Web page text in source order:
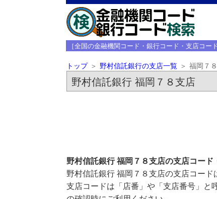
［全国の金融機関コード・銀行コード・支店コー
トップ 野村信託銀行の支店一覧 福岡７
野村信託銀行 福岡７８支店
野村信託銀行 福岡７８支店の支店コード
野村信託銀行 福岡７８支店の支店コー
支店コードは「店番」や「支店番号」と